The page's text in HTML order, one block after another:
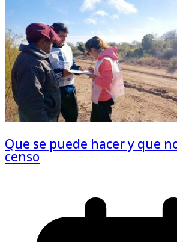
Que se puede hacer y que
censo